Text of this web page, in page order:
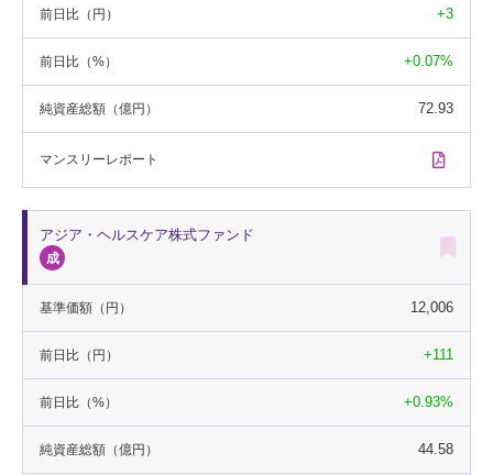
前日比 （円） +3
前日比 （%） +0.07%
純資産総額 （億円） 72.93
マンスリーレポート
アジア・ヘルスケア株式ファンド
基準価額 （円） 12,006
前日比 （円） +111
前日比 （%） +0.93%
純資産総額 （億円） 44.58